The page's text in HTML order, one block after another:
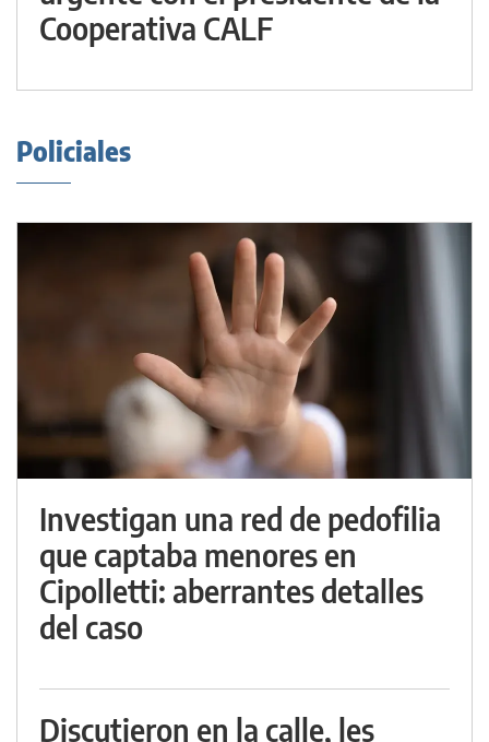
Cooperativa CALF
Policiales
Investigan una red de pedofilia
que captaba menores en
Cipolletti: aberrantes detalles
del caso
Discutieron en la calle, les